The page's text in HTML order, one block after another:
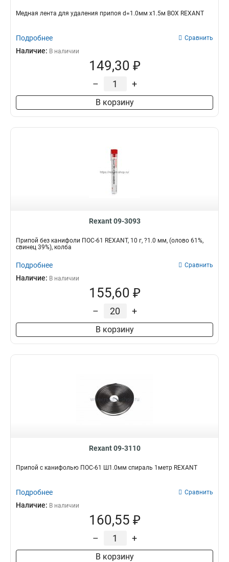
Медная лента для удаления припоя d=1.0мм x1.5м BOX REXANT
Подробнее Сравнить
Наличие: В наличии
149,30 ₽
– +
В корзину
Rexant 09-3093
Припой без канифоли ПОС-61 REXANT, 10 г, ?1.0 мм, (олово 61%,
свинец 39%), колба
Подробнее Сравнить
Наличие: В наличии
155,60 ₽
– +
В корзину
Rexant 09-3110
Припой с канифолью ПОС-61 Ш1.0мм спираль 1метр REXANT
Подробнее Сравнить
Наличие: В наличии
160,55 ₽
– +
В корзину